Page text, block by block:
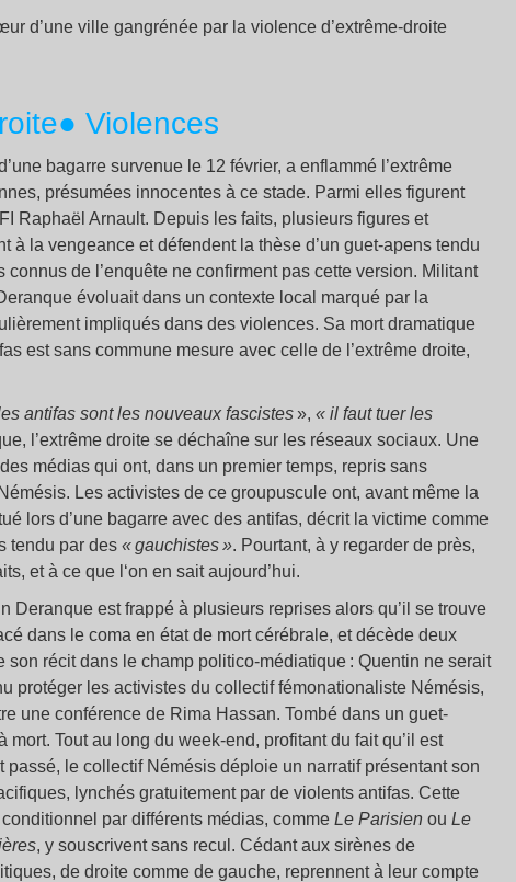
● Violences
bagarre survenue le 12 février, a enflammé l’extrême
présumées innocentes à ce stade. Parmi elles figurent
Raphaël Arnault. Depuis les faits, plusieurs figures et
à la vengeance et défendent la thèse d’un guet-apens tendu
de l’enquête ne confirment pas cette version. Militant
évoluait dans un contexte local marqué par la
impliqués dans des violences. Sa mort dramatique
est sans commune mesure avec celle de l’extrême droite,
antifas sont les nouveaux fascistes», « il faut tuer les
l’extrême droite se déchaîne sur les réseaux sociaux. Une
médias qui ont, dans un premier temps, repris sans
Les activistes de ce groupuscule ont, avant même la
lors d’une bagarre avec des antifas, décrit la victime comme
tendu par des « gauchistes ». Pourtant, à y regarder de près,
et à ce que l‘on en sait aujourd’hui.
Deranque est frappé à plusieurs reprises alors qu’il se trouve
dans le coma en état de mort cérébrale, et décède deux
son récit dans le champ politico-médiatique : Quentin ne serait
protéger les activistes du collectif fémonationaliste Némésis,
une conférence de Rima Hassan. Tombé dans un guet-
Tout au long du week-end, profitant du fait qu’il est
passé, le collectif Némésis déploie un narratif présentant son
lynchés gratuitement par de violents antifas. Cette
par différents médias, comme Le Parisien ou Le
, y souscrivent sans recul. Cédant aux sirènes de
de droite comme de gauche, reprennent à leur compte